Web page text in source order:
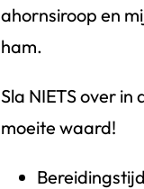
ahornsiroop en
ham.
Sla NIETS over
moeite waard!